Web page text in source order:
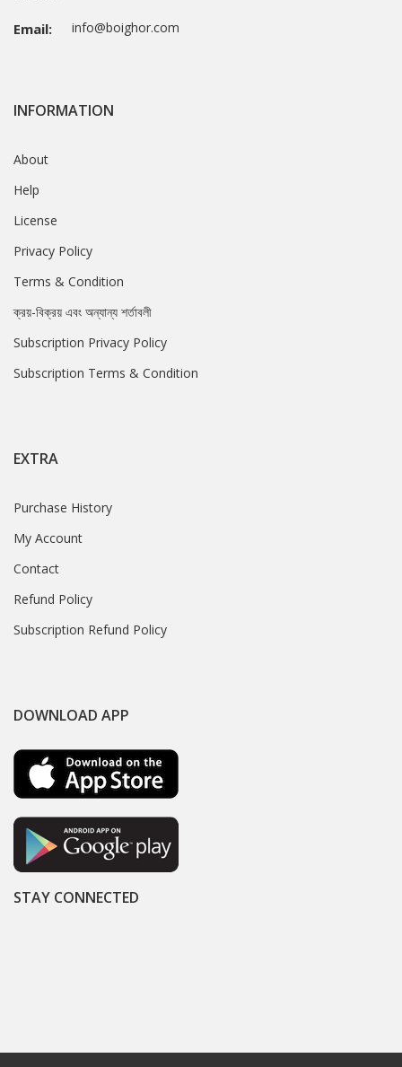
Email: info@boighor.com
INFORMATION
About
Help
License
Privacy Policy
Terms & Condition
ক্রয়-বিক্রয় এবং অন্যান্য শর্তাবলী
Subscription Privacy Policy
Subscription Terms & Condition
EXTRA
Purchase History
My Account
Contact
Refund Policy
Subscription Refund Policy
DOWNLOAD APP
STAY CONNECTED